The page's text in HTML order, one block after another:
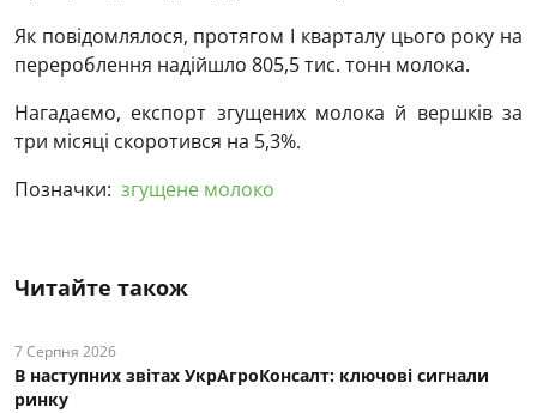
Як повідомлялося, протягом І кварталу цього року на
перероблення надійшло 805,5 тис. тонн молока.
Нагадаємо, експорт згущених молока й вершків за
три місяці скоротився на 5,3%.
Позначки: згущене молоко
Читайте також
7 Серпня 2026
В наступних звітах УкрАгроКонсалт: ключові cигнали
ринку